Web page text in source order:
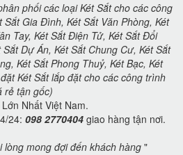
phối các loại Két Sắt cho các công
Sắt Gia Đình, Két Sắt Văn Phòng, Két
Tay, Két Sắt Điện Tử, Két Sắt Đổi
Dự Án, Két Sắt Chung Cư, Két Sắt
Két Sắt Phong Thuỷ, Két Bạc, Két
Két Sắt lắp đặt cho các công trình
rẻ tận gốc)
Nhất Việt Nam.
24: 098 2770404 giao hàng tận nơi.
mong đợi đến khách hàng "